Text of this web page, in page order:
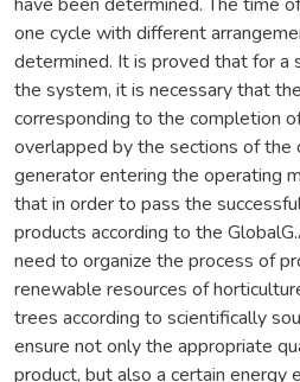
one cycle with different
determined. It is proved that for a
the system, it is necessary that
corresponding to the completion
overlapped by the sections of the
generator entering the operating
that in order to pass the
products according to the
need to organize the process of
renewable resources of
trees according to scientifically
ensure not only the appropriate
product, but also a certain energy